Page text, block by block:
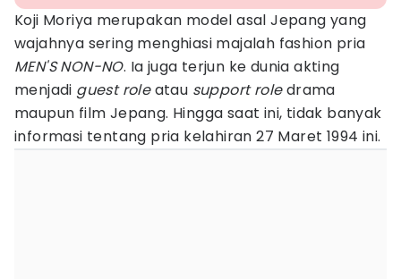
Koji Moriya merupakan model asal Jepang yang
wajahnya sering menghiasi majalah fashion pria
MEN'S NON-NO. Ia juga terjun ke dunia akting
menjadi guest roleatau support roledrama
maupun film Jepang. Hingga saat ini, tidak banyak
informasi tentang pria kelahiran 27 Maret 1994 ini.